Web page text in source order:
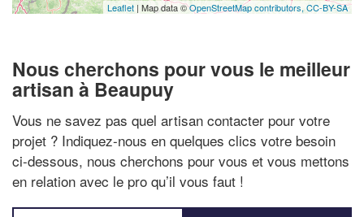
Leaflet | Map data ©OpenStreetMap contributors, CC-BY-SA
Nous cherchons pour vous le meilleur
artisan à Beaupuy
Vous ne savez pas quel artisan contacter pour votre
projet ? Indiquez-nous en quelques clics votre besoin
ci-dessous, nous cherchons pour vous et vous mettons
en relation avec le pro qu’il vous faut !